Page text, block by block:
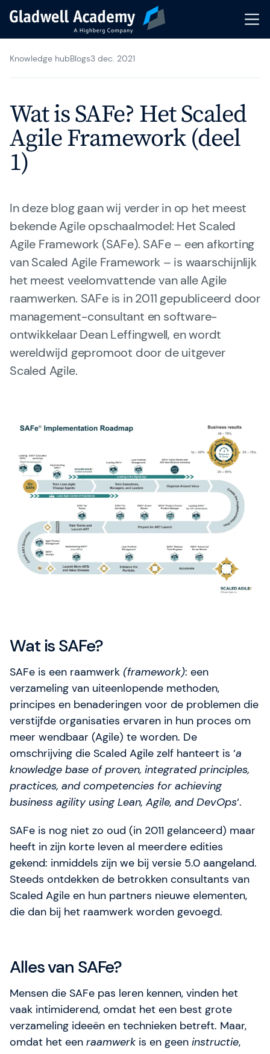
Trainingsaanbod
Kalender
Coaching
Incompany Training
Trainers & Coaches
Knowledge Hub
Gladwell Academy
Team
Gladwell Academy
Gladwell Academy ondersteunt ambitieuze
professionals met praktijkgerichte Agile-, SAFe- en
AI-trainingen. Met kennis, begeleiding en concrete
next steps helpen we teams elke dag beter worden
Over SAFe 6.0 (nieuw)
Valuta: EUR (€)
Taal veranderen
Knowledge hubBlogs3 dec. 2021
Wat is SAFe? Het Scaled
Agile Framework (deel
1)
In deze blog gaan wij verder in op het meest
bekende Agile opschaalmodel: Het Scaled
Agile Framework (SAFe). SAFe – een afkorting
van Scaled Agile Framework – is waarschijnlijk
het meest veelomvattende van alle Agile
raamwerken. SAFe is in 2011 gepubliceerd door
management-consultant en software-
ontwikkelaar Dean Leffingwell, en wordt
wereldwijd gepromoot door de uitgever
Scaled Agile.
Wat is SAFe?
SAFe is een raamwerk (framework): een
verzameling van uiteenlopende methoden,
principes en benaderingen voor de problemen die
verstijfde organisaties ervaren in hun proces om
meer wendbaar (Agile) te worden. De
omschrijving die Scaled Agile zelf hanteert is ‘a
knowledge base of proven, integrated principles,
practices, and competencies for achieving
business agility using Lean, Agile, and DevOps‘.
SAFe is nog niet zo oud (in 2011 gelanceerd) maar
heeft in zijn korte leven al meerdere edities
gekend: inmiddels zijn we bij versie 5.0 aangeland.
Steeds ontdekken de betrokken consultants van
Scaled Agile en hun partners nieuwe elementen,
die dan bij het raamwerk worden gevoegd.
Alles van SAFe?
Mensen die SAFe pas leren kennen, vinden het
vaak intimiderend, omdat het een best grote
verzameling ideeën en technieken betreft. Maar,
omdat het een raamwerk is en geen instructie,